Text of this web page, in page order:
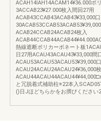
ACAH14IAH14ACAM14¥36.000ポ
3ACCAB23¥27.000枚入間回27用
ACAB43CCAB43ACAB43¥33,000口
ACAB24CCAB24ACAB24枚入
熱線遮断ポリカーボネート板
日27用ACAU43ACAU43¥33,000間
ACAU53ACAU53ACAU53¥39,000
ACAU24ACAU24ACAU24¥36,000
と冗脱着式補助柱※22本入
()日Jほどちらかをお撰びください